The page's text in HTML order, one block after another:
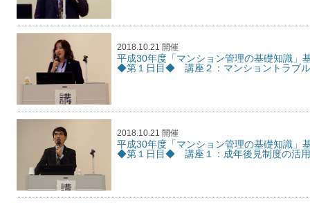
2018.10.21 開催
平成30年度「マンション管理の基礎知
◆第１日目◆ 講座２：マンショントラブ
2018.10.21 開催
平成30年度「マンション管理の基礎知
◆第１日目◆ 講座１：成年後見制度の活